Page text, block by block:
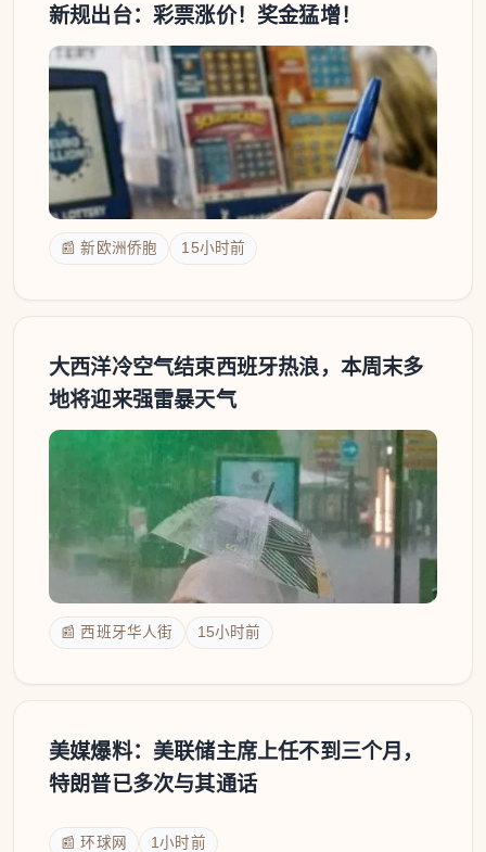
新规出台：彩票涨价！奖金猛增！
📰 新欧洲侨胞 15小时前
大西洋冷空气结束西班牙热浪，本周末多
地将迎来强雷暴天气
📰 西班牙华人街 15小时前
美媒爆料：美联储主席上任不到三个月，
特朗普已多次与其通话
📰 环球网 1小时前